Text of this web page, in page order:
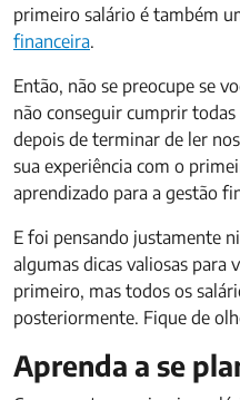
primeiro salário é também
financeira.
Então, não se preocupe se
não conseguir cumprir
depois de terminar de ler
sua experiência com o
aprendizado para a gestão
E foi pensando justamente
algumas dicas valiosas para
primeiro, mas todos os
posteriormente. Fique de
Aprenda a se